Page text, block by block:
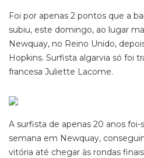
Foi por apenas 2 pontos que a
subiu, este domingo, ao lugar
Newquay, no Reino Unido,
Hopkins. Surfista algarvia só foi
francesa Juliette Lacome.
A surfista de apenas 20 anos
semana em Newquay,
vitória até chegar às rondas